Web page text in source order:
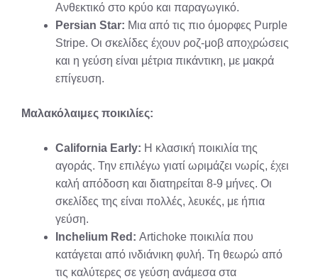
Ανθεκτικό στο κρύο και παραγωγικό.
Persian Star: Μια από τις πιο όμορφες Purple
Stripe. Οι σκελίδες έχουν ροζ-μοβ αποχρώσεις
και η γεύση είναι μέτρια πικάντικη, με μακρά
επίγευση.
Μαλακόλαιμες ποικιλίες:
California Early: Η κλασική ποικιλία της
αγοράς. Την επιλέγω γιατί ωριμάζει νωρίς, έχει
καλή απόδοση και διατηρείται 8-9 μήνες. Οι
σκελίδες της είναι πολλές, λευκές, με ήπια
γεύση.
Inchelium Red: Artichoke ποικιλία που
κατάγεται από ινδιάνικη φυλή. Τη θεωρώ από
τις καλύτερες σε γεύση ανάμεσα στα